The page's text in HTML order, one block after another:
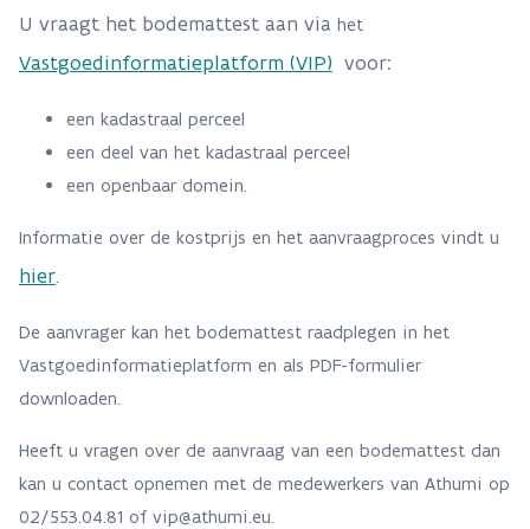
U vraagt het bodemattest aan via het
Vastgoedinformatieplatform (VIP) voor:
een kadastraal perceel
een deel van het kadastraal perceel
een openbaar domein.
Informatie over de kostprijs en het aanvraagproces vindt u
hier.
De aanvrager kan het bodemattest raadplegen in het
Vastgoedinformatieplatform en als PDF-formulier
downloaden.
Heeft u vragen over de aanvraag van een bodemattest dan
kan u contact opnemen met de medewerkers van Athumi op
02/553.04.81 of vip@athumi.eu.